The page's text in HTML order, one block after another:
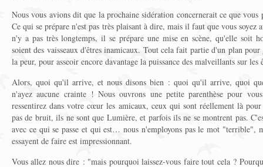
Nous vous avions dit que la prochaine sidération concernerait ce que
Ce qui se prépare n'est pas très plaisant à dire, mais il faut que vous soyez
n'y a pas très longtemps, il se prépare une mise en scène, qu'elle soit
soient des vaisseaux d'êtres inamicaux. Tout cela fait partie d'un plan
la peur, pour asseoir encore davantage la puissance des malveillants sur les
Alors, quoi qu'il arrive, et nous disons bien : quoi qu'il arrive, quoi
n'ayez aucune crainte ! Nous ouvrons une petite parenthèse pour
ressentirez dans votre cœur les amicaux, ceux qui sont réellement là
pas de bruit, ils ne sont que Lumière, et parfois ils ne se montrent pas.
avec ce qui se passe et qui est… nous n'employons pas le mot "terrible",
essayent de faire est impressionnant.
Vous allez nous dire : "mais pourquoi laissez-vous faire tout cela ?